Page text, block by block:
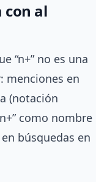
con al
“n+” no es una
menciones en
(notación
como nombre
búsquedas en